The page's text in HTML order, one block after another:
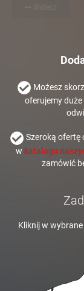
Możesz
oferujemy
Szeroką ofertę
w katalogu
zamówić
Kliknij w